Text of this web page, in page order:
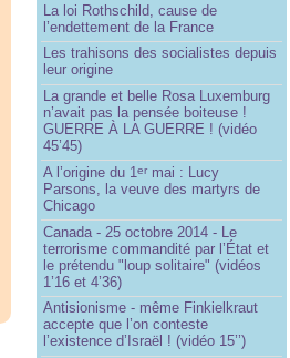
La loi Rothschild, cause de
l’endettement de la France
Les trahisons des socialistes depuis
leur origine
La grande et belle Rosa Luxemburg
n’avait pas la pensée boiteuse !
GUERRE À LA GUERRE ! (vidéo
45’45)
A l’origine du 1er mai : Lucy
Parsons, la veuve des martyrs de
Chicago
Canada - 25 octobre 2014 - Le
terrorisme commandité par l’État et
le prétendu "loup solitaire" (vidéos
1’16 et 4’36)
Antisionisme - même Finkielkraut
accepte que l’on conteste
l’existence d’Israël ! (vidéo 15’’)